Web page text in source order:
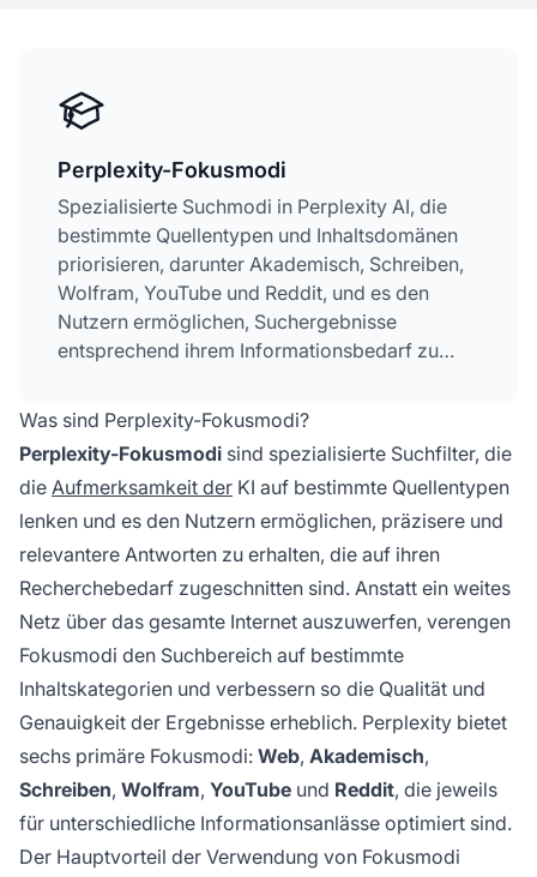
Perplexity-Fokusmodi
Spezialisierte Suchmodi in Perplexity AI, die
bestimmte Quellentypen und Inhaltsdomänen
priorisieren, darunter Akademisch, Schreiben,
Wolfram, YouTube und Reddit, und es den
Nutzern ermöglichen, Suchergebnisse
entsprechend ihrem Informationsbedarf zu
Was sind Perplexity-Fokusmodi?
Perplexity-Fokusmodi sind spezialisierte Suchfilter, die
die Aufmerksamkeit der KI auf bestimmte Quellentypen
lenken und es den Nutzern ermöglichen, präzisere und
relevantere Antworten zu erhalten, die auf ihren
Recherchebedarf zugeschnitten sind. Anstatt ein weites
Netz über das gesamte Internet auszuwerfen, verengen
Fokusmodi den Suchbereich auf bestimmte
Inhaltskategorien und verbessern so die Qualität und
Genauigkeit der Ergebnisse erheblich. Perplexity bietet
sechs primäre Fokusmodi: Web, Akademisch,
Schreiben, Wolfram, YouTube und Reddit, die jeweils
für unterschiedliche Informationsanlässe optimiert sind.
Der Hauptvorteil der Verwendung von Fokusmodi